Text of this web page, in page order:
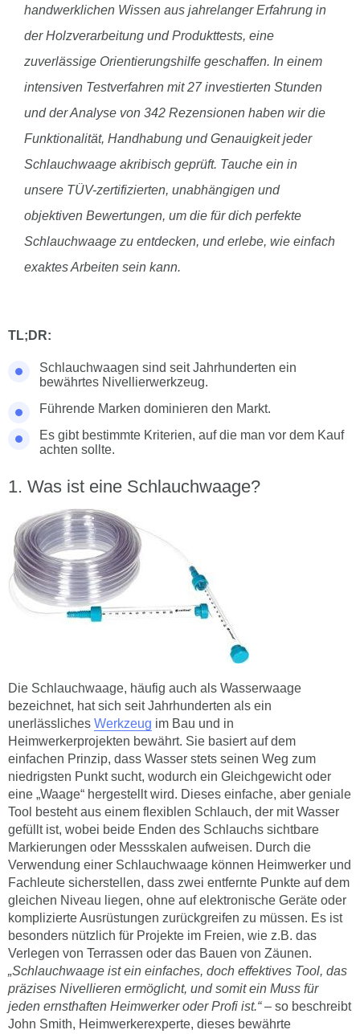
handwerklichen Wissen aus jahrelanger Erfahrung in
der Holzverarbeitung und Produkttests, eine
zuverlässige Orientierungshilfe geschaffen. In einem
intensiven Testverfahren mit 27 investierten Stunden
und der Analyse von 342 Rezensionen haben wir die
Funktionalität, Handhabung und Genauigkeit jeder
Schlauchwaage akribisch geprüft. Tauche ein in
unsere TÜV-zertifizierten, unabhängigen und
objektiven Bewertungen, um die für dich perfekte
Schlauchwaage zu entdecken, und erlebe, wie einfach
exaktes Arbeiten sein kann.
TL;DR:
Schlauchwaagen sind seit Jahrhunderten ein
bewährtes Nivellierwerkzeug.
Führende Marken dominieren den Markt.
Es gibt bestimmte Kriterien, auf die man vor dem Kauf
achten sollte.
Was ist eine Schlauchwaage?
Die Schlauchwaage, häufig auch als Wasserwaage
bezeichnet, hat sich seit Jahrhunderten als ein
unerlässliches Werkzeug im Bau und in
Heimwerkerprojekten bewährt. Sie basiert auf dem
einfachen Prinzip, dass Wasser stets seinen Weg zum
niedrigsten Punkt sucht, wodurch ein Gleichgewicht oder
eine „Waage“ hergestellt wird. Dieses einfache, aber geniale
Tool besteht aus einem flexiblen Schlauch, der mit Wasser
gefüllt ist, wobei beide Enden des Schlauchs sichtbare
Markierungen oder Messskalen aufweisen. Durch die
Verwendung einer Schlauchwaage können Heimwerker und
Fachleute sicherstellen, dass zwei entfernte Punkte auf dem
gleichen Niveau liegen, ohne auf elektronische Geräte oder
komplizierte Ausrüstungen zurückgreifen zu müssen. Es ist
besonders nützlich für Projekte im Freien, wie z.B. das
Verlegen von Terrassen oder das Bauen von Zäunen.
„Schlauchwaage ist ein einfaches, doch effektives Tool, das
präzises Nivellieren ermöglicht, und somit ein Muss für
jeden ernsthaften Heimwerker oder Profi ist.“– so beschreibt
John Smith, Heimwerkerexperte, dieses bewährte